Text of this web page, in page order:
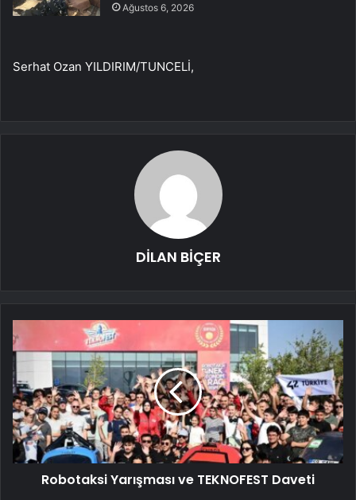
Ağustos 6, 2026
Serhat Ozan YILDIRIM/TUNCELİ,
DİLAN BİÇER
Robotaksi Yarışması ve TEKNOFEST Daveti